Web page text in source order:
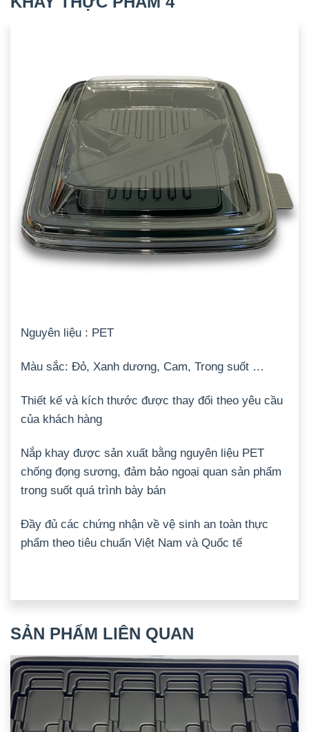
Nguyên liệu : PET
Màu sắc: Đỏ, Xanh dương, Cam, Trong suốt …
Thiết kế và kích thước được thay đổi theo yêu cầu
của khách hàng
Nắp khay được sản xuất bằng nguyên liệu PET
chống đọng sương, đảm bảo ngoại quan sản phẩm
trong suốt quá trình bày bán
Đầy đủ các chứng nhận về vệ sinh an toàn thực
phẩm theo tiêu chuẩn Việt Nam và Quốc tế
SẢN PHẨM LIÊN QUAN